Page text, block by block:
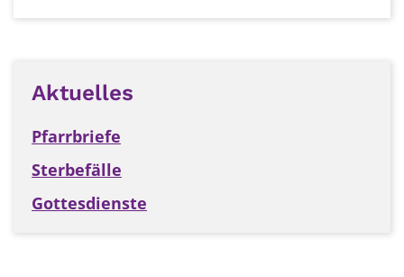
Aktuelles
Pfarrbriefe
Sterbefälle
Gottesdienste